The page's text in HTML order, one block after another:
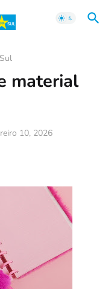
material
10, 2026